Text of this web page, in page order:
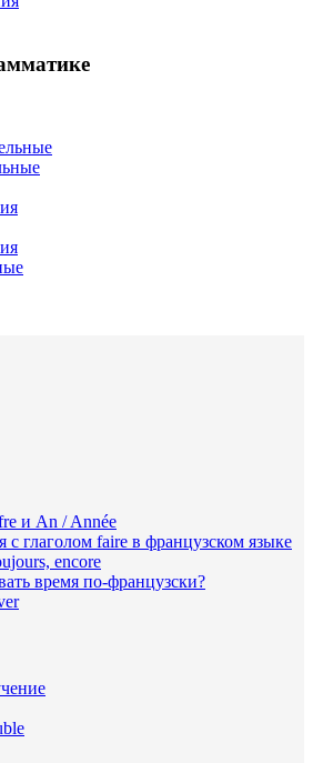
и An / Année
глаголом faire в французском языке
encore
время по-французски?